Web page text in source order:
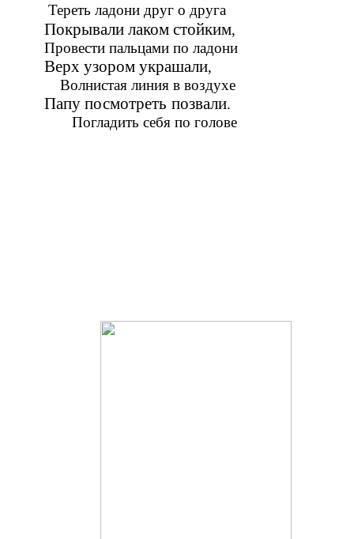
Тереть ладони друг о друга
Покрывали лаком стойким,
Провести пальцами по ладони
Верх узором украшали,
Волнистая линия в воздухе
Папу посмотреть позвали.
Погладить себя по голове